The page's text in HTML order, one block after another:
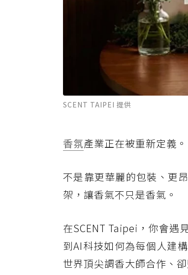
SCENT TAIPEI 提供
香氛產業正在被重新定義。
不是靠更華麗的包裝、更
架，讓香氣不只是香氣。
在SCENT Taipei，你會遇
到AI科技如何為每個人建
世界頂尖調香大師合作、